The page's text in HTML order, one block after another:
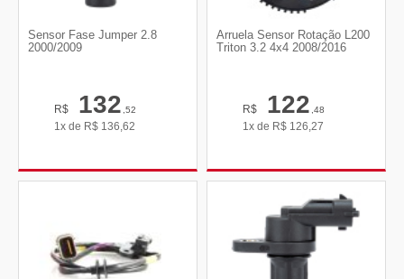
Sensor Fase Jumper 2.8
2000/2009
R$ 132,52
1x de R$ 136,62
Arruela Sensor Rotação L200
Triton 3.2 4x4 2008/2016
R$ 122,48
1x de R$ 126,27